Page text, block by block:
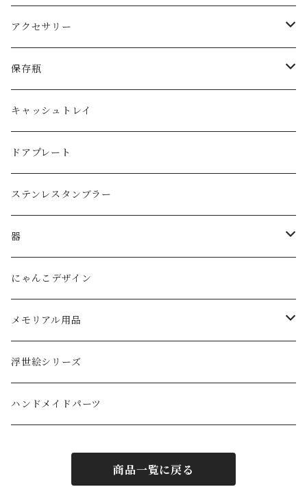
ワイン
日本酒
ロックグラス・オールドグラス
フリーグラス
ジョッキグラス・ビアグラス
子供用グラス
タンブラー
ダブルウォールグラス
アクセサリー
ピアス
ネックレス
保存瓶
１リットル
３リットル
キャッシュトレイ
ドアプレート
ステンレスタンブラー
器
ボウル
にゃんこデザイン
メモリアル用品
ペットの墓石
浮世絵シリーズ
ハンドメイドパーツ
商品一覧に戻る